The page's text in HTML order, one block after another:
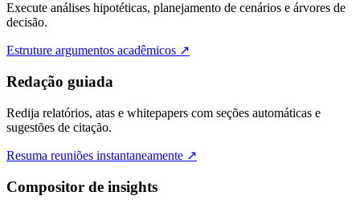
Execute análises hipotéticas, planejamento de cenários e árvores de
decisão.
Estruture argumentos acadêmicos ↗
Redação guiada
Redija relatórios, atas e whitepapers com seções automáticas e
sugestões de citação.
Resuma reuniões instantaneamente ↗
Compositor de insights